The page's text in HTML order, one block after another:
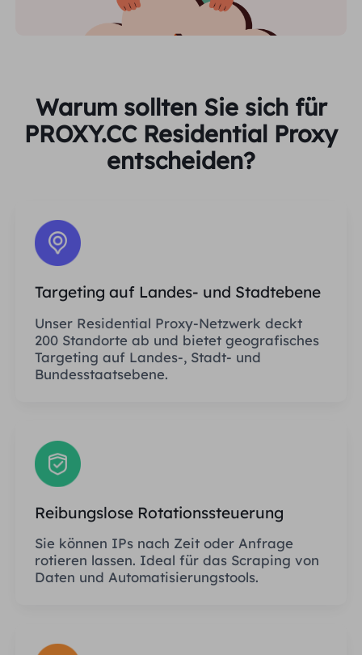
Warum sollten Sie sich für
PROXY.CC Residential Proxy
entscheiden?
Targeting auf Landes- und Stadtebene
Unser Residential Proxy-Netzwerk deckt
200 Standorte ab und bietet geografisches
Targeting auf Landes-, Stadt- und
Bundesstaatsebene.
Reibungslose Rotationssteuerung
Sie können IPs nach Zeit oder Anfrage
rotieren lassen. Ideal für das Scraping von
Daten und Automatisierungstools.